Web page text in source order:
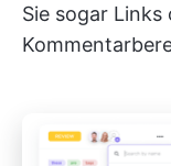
Sie sogar